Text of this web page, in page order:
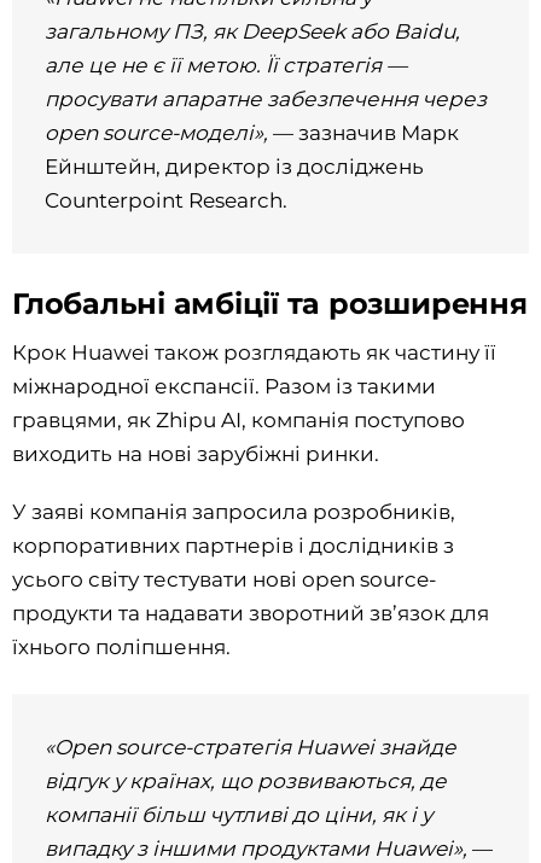
загальному ПЗ, як DeepSeek або Baidu,
але це не є її метою. Її стратегія —
просувати апаратне забезпечення через
open source-моделі», — зазначив Марк
Ейнштейн, директор із досліджень
Counterpoint Research.
Глобальні амбіції та розширення
Крок Huawei також розглядають як частину її
міжнародної експансії. Разом із такими
гравцями, як Zhipu AI, компанія поступово
виходить на нові зарубіжні ринки.
У заяві компанія запросила розробників,
корпоративних партнерів і дослідників з
усього світу тестувати нові open source-
продукти та надавати зворотний зв’язок для
їхнього поліпшення.
«Open source-стратегія Huawei знайде
відгук у країнах, що розвиваються, де
компанії більш чутливі до ціни, як і у
випадку з іншими продуктами Huawei»,—